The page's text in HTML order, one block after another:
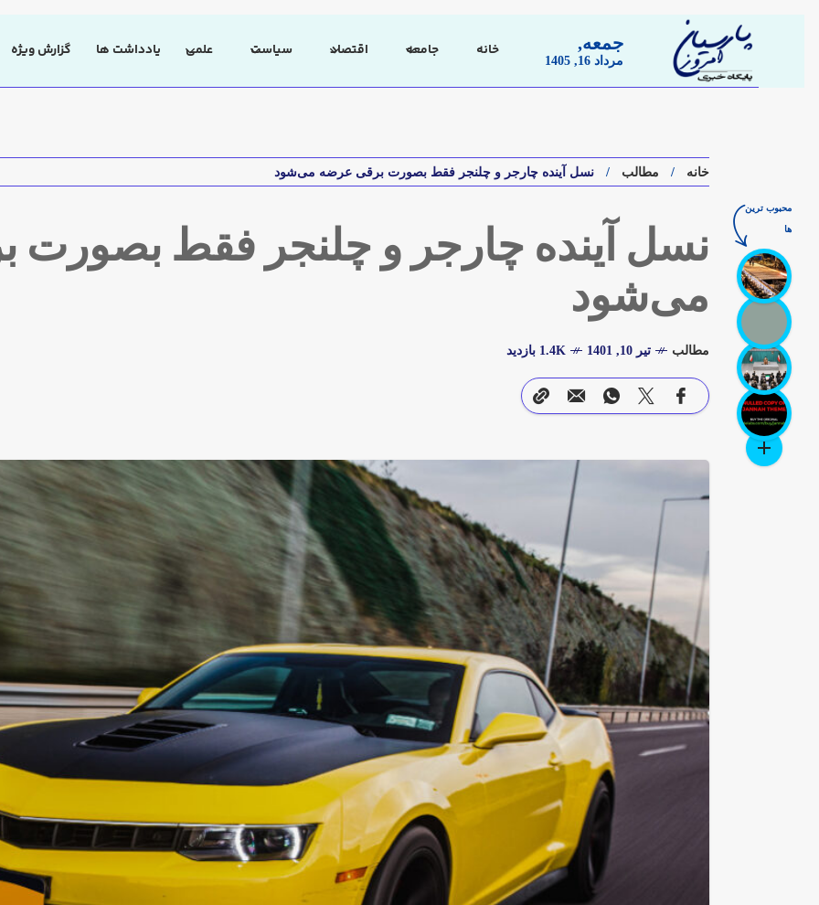
جمعه,
مرداد 16, 1405
خانه جامعه اقتصاد سیاست علمی یادداشت ها گزارش ویژه
خانه مطالب نسل آینده چارجر و چلنجر فقط بصورت برقی عرضه می‌شود
نسل آینده چارجر و چلنجر فقط بصورت
می‌شود
مطالب تیر 10, 1401 1.4K بازدید
محبوب ترین
ها